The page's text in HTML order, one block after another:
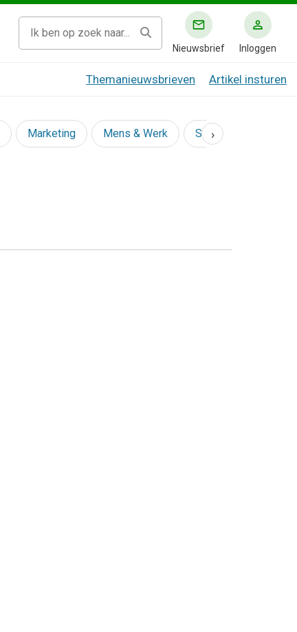
Nieuwsbrief Inloggen
Themanieuwsbrieven Artikel insturen
Marketing Mens & Werk Social
›